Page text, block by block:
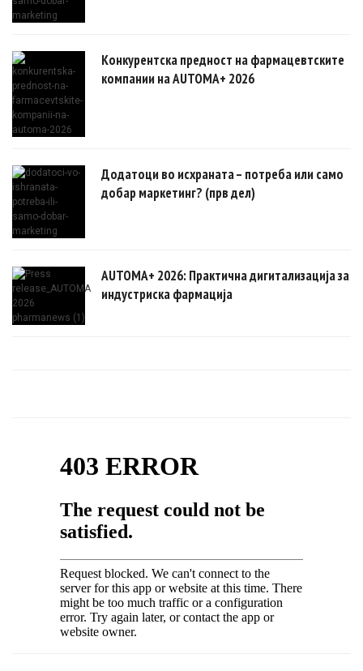
Конкурентска предност на фармацевтските
компании на AUTOMA+ 2026
Додатоци во исхраната – потреба или само
добар маркетинг? (прв дел)
AUTOMA+ 2026: Практична дигитализација за
индустриска фармација